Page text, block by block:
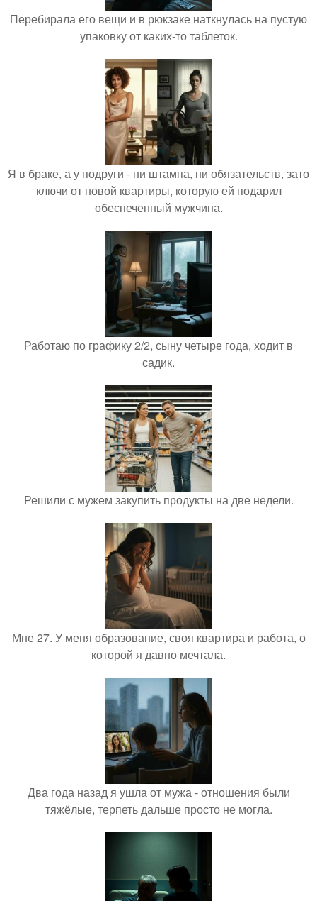
Перебирала его вещи и в рюкзаке наткнулась на пустую
упаковку от каких-то таблеток.
Я в браке, а у подруги - ни штампа, ни обязательств, зато
ключи от новой квартиры, которую ей подарил
обеспеченный мужчина.
Работаю по графику 2/2, сыну четыре года, ходит в
садик.
Решили с мужем закупить продукты на две недели.
Мне 27. У меня образование, своя квартира и работа, о
которой я давно мечтала.
Два года назад я ушла от мужа - отношения были
тяжёлые, терпеть дальше просто не могла.